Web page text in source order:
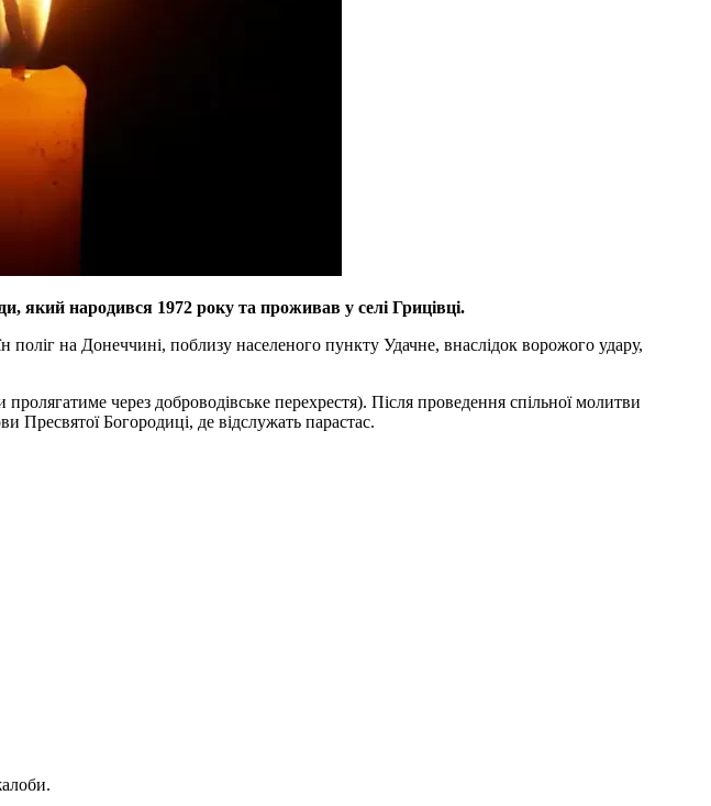
який народився 1972 року та проживав у селі Грицівці.
на Донеччині, поблизу населеного пункту Удачне, внаслідок ворожого удару,
через доброводівське перехрестя). Після проведення спільної молитви
Пресвятої Богородиці, де відслужать парастас.